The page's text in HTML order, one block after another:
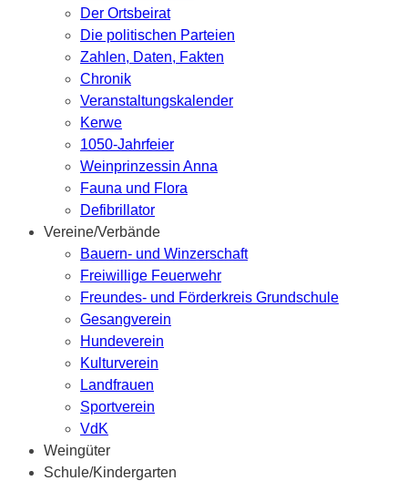
Der Ortsbeirat
Die politischen Parteien
Zahlen, Daten, Fakten
Chronik
Veranstaltungskalender
Kerwe
1050-Jahrfeier
Weinprinzessin Anna
Fauna und Flora
Defibrillator
Vereine/Verbände
Bauern- und Winzerschaft
Freiwillige Feuerwehr
Freundes- und Förderkreis Grundschule
Gesangverein
Hundeverein
Kulturverein
Landfrauen
Sportverein
VdK
Weingüter
Schule/Kindergarten